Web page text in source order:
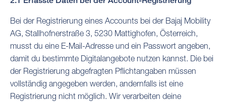
Bei der Registrierung eines Accounts bei der Bajaj Mobility
AG, Stallhofnerstraße 3, 5230 Mattighofen, Österreich,
musst du eine E-Mail-Adresse und ein Passwort angeben,
damit du bestimmte Digitalangebote nutzen kannst. Die bei
der Registrierung abgefragten Pflichtangaben müssen
vollständig angegeben werden, andernfalls ist eine
Registrierung nicht möglich. Wir verarbeiten deine